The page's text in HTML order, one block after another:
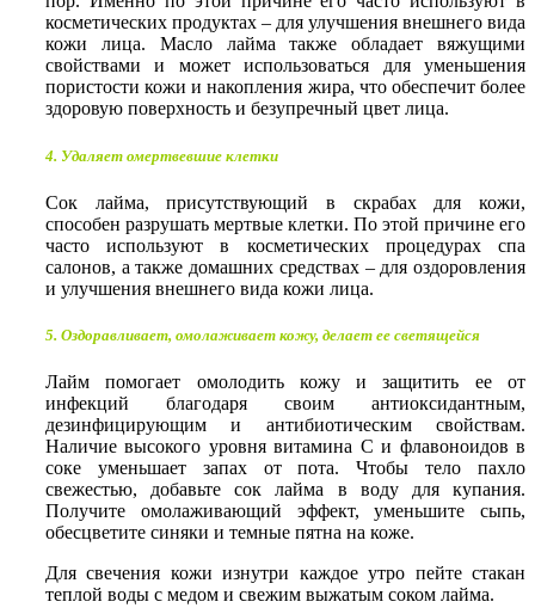
косметических продуктах – для улучшения внешнего вида
кожи лица. Масло лайма также обладает вяжущими
свойствами и может использоваться для уменьшения
пористости кожи и накопления жира, что обеспечит более
здоровую поверхность и безупречный цвет лица.
4. Удаляет омертвевшие клетки
Сок лайма, присутствующий в скрабах для кожи,
способен разрушать мертвые клетки. По этой причине его
часто используют в косметических процедурах спа
салонов, а также домашних средствах – для оздоровления
и улучшения внешнего вида кожи лица.
5. Оздоравливает, омолаживает кожу, делает ее светящейся
Лайм помогает омолодить кожу и защитить ее от
инфекций благодаря своим антиоксидантным,
дезинфицирующим и антибиотическим свойствам.
Наличие высокого уровня витамина С и флавоноидов в
соке уменьшает запах от пота. Чтобы тело пахло
свежестью, добавьте сок лайма в воду для купания.
Получите омолаживающий эффект, уменьшите сыпь,
обесцветите синяки и темные пятна на коже.
Для свечения кожи изнутри каждое утро пейте стакан
теплой воды с медом и свежим выжатым соком лайма.